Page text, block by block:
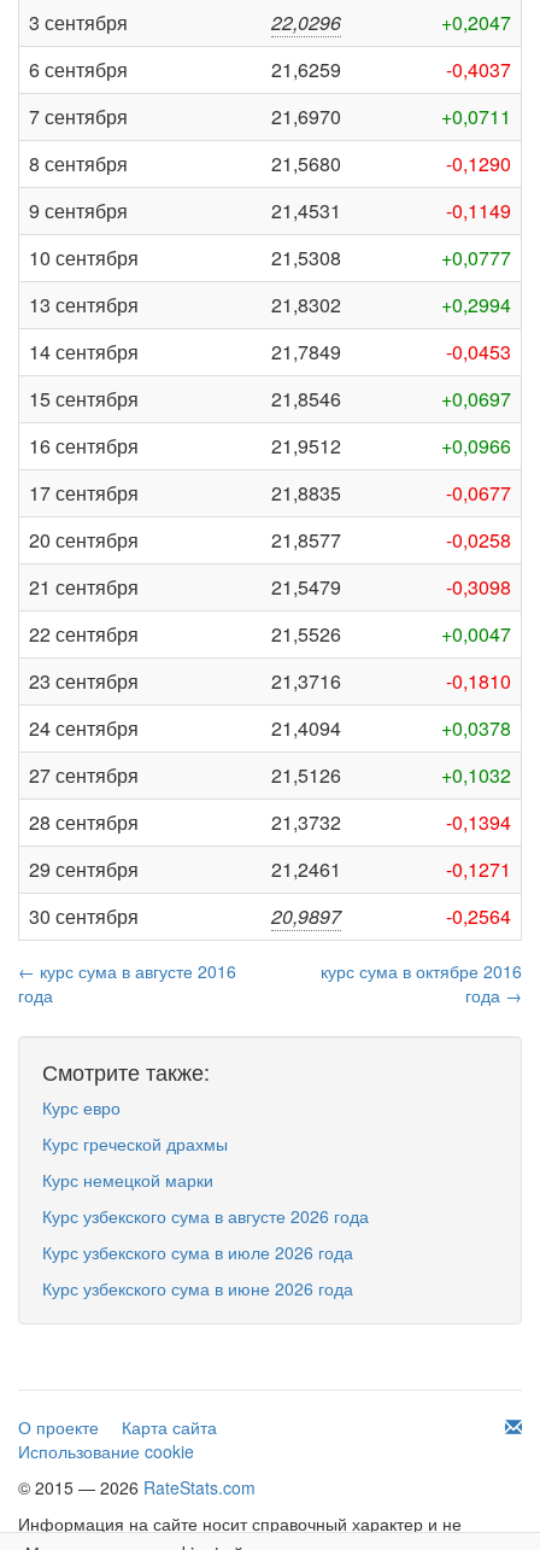
3 сентября
22,0296
+0,2047
6 сентября
21,6259
-0,4037
7 сентября
21,6970
+0,0711
8 сентября
21,5680
-0,1290
9 сентября
21,4531
-0,1149
10 сентября
21,5308
+0,0777
13 сентября
21,8302
+0,2994
14 сентября
21,7849
-0,0453
15 сентября
21,8546
+0,0697
16 сентября
21,9512
+0,0966
17 сентября
21,8835
-0,0677
20 сентября
21,8577
-0,0258
21 сентября
21,5479
-0,3098
22 сентября
21,5526
+0,0047
23 сентября
21,3716
-0,1810
24 сентября
21,4094
+0,0378
27 сентября
21,5126
+0,1032
28 сентября
21,3732
-0,1394
29 сентября
21,2461
-0,1271
30 сентября
20,9897 -0,2564
← курс сума в августе 2016
года
курс сума в октябре 2016
года →
Смотрите также:
Курс евро
Курс греческой драхмы
Курс немецкой марки
Курс узбекского сума в августе 2026 года
Курс узбекского сума в июле 2026 года
Курс узбекского сума в июне 2026 года
О проекте
Карта сайта
Использование cookie
© 2015 — 2026 RateStats.com
Информация на сайте носит справочный характер и не